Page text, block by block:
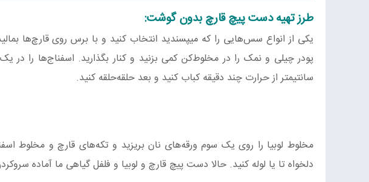
طرز تهیه دست پیچ قارچ بدون گوشت:
یکی از انواع سس‌هایی را که میپسندید انتخاب کنید و با برس روی قارچ‌ها
سانتیمتر از حرارت چند دقیقه کباب کنید و بعد حلقه‌حلقه کنید.
مخلوط لوبیا را روی یک سوم ورقه‌های نان بریزید و تکه‌های قارچ و مخلوط
دلخواه تا یا لوله کنید. حالا دست پیچ قارچ و لوبیا و فلفل گیاهی ما آماده